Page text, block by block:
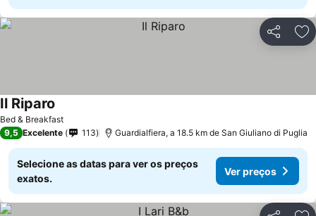
Partilhar
Bed & Breakfast
Il Riparo
9,5 Excelente 113 Guardialfiera, a 18.5 km de San Giuliano di Puglia
Selecione as datas para ver os preços
exatos.
Ver preços